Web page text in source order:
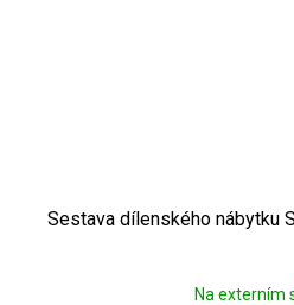
Sestava dílenského nábytku
Na externím